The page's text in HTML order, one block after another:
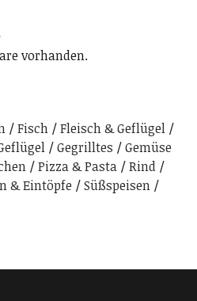
vorhanden.
Fisch
Fleisch & Geflügel
Gegrilltes
Gemüse
Pizza & Pasta
Rind
& Eintöpfe
Süßspeisen